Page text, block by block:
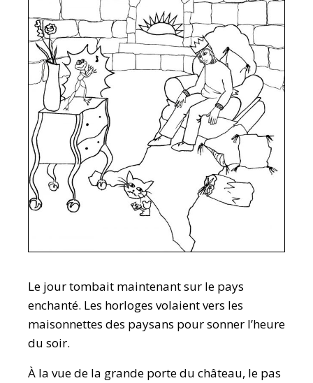
Le jour tombait maintenant sur le pays
enchanté. Les horloges volaient vers les
maisonnettes des paysans pour sonner l’heure
du soir.
À la vue de la grande porte du château, le pas